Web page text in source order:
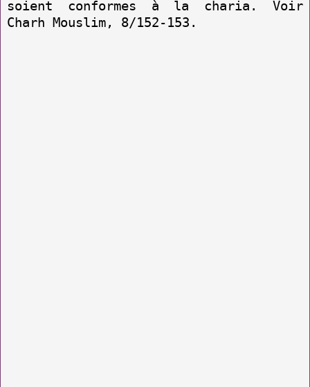
soient conformes à la charia. Voir
Charh Mouslim, 8/152-153.